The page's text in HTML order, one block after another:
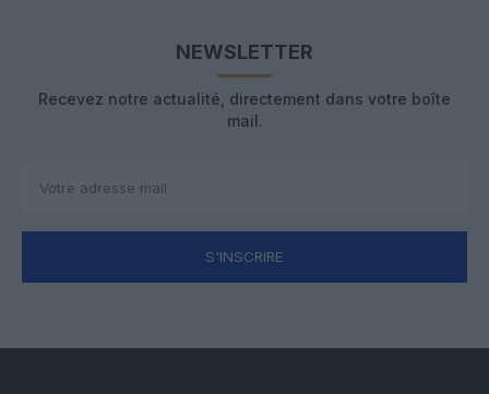
NEWSLETTER
Recevez notre actualité, directement dans votre boîte
mail.
S'INSCRIRE